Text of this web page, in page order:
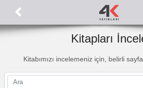
Kitapları
Kitabımızı incelemeniz için, belirli